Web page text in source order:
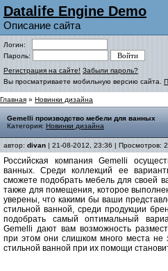
Datalife Engine Demo
Описание сайта
Логин:
Пароль:
Регистрация на сайте! Забыли пароль?
Вы просматриваете мобильную версию сайта.
Главная » Новинки дизайна
Gemelli производство мебели для ванных
Категория: Новинки дизайна
автор: divan | 21-08-2012, 23:36 | Просмотров:
Российская компания Gemelli
ванных. Среди коллекций ее
сможете подобрать мебель для своей
также для помещения, которое
уверены, что какими бы ваши
стильной ванной, среди продукции
подобрать самый оптимальный
Gemelli дают вам возможность
при этом они слишком много места не
стильной ванной при их помощи